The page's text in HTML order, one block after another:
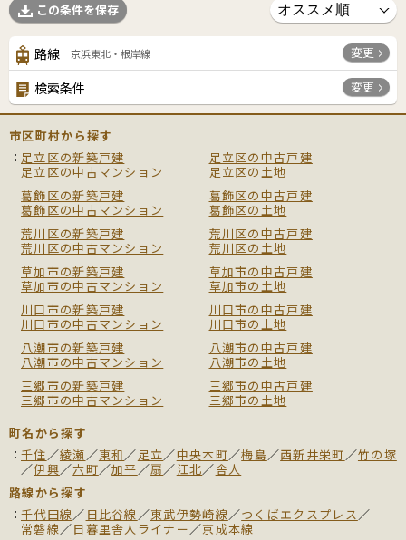
この条件を保存
路線 京浜東北・根岸線 変更
検索条件 変更
市区町村から探す
足立区の新築戸建
足立区の中古戸建
足立区の中古マンション
足立区の土地
葛飾区の新築戸建
葛飾区の中古戸建
葛飾区の中古マンション
葛飾区の土地
荒川区の新築戸建
荒川区の中古戸建
荒川区の中古マンション
荒川区の土地
草加市の新築戸建
草加市の中古戸建
草加市の中古マンション
草加市の土地
川口市の新築戸建
川口市の中古戸建
川口市の中古マンション
川口市の土地
八潮市の新築戸建
八潮市の中古戸建
八潮市の中古マンション
八潮市の土地
三郷市の新築戸建
三郷市の中古戸建
三郷市の中古マンション
三郷市の土地
町名から探す
千住／綾瀬／東和／足立／中央本町／梅島／西新井栄町／竹の塚
／伊興／六町／加平／扇／江北／舎人
路線から探す
千代田線／ 日比谷線／東武伊勢崎線／つくばエクスプレス／
常磐線／日暮里舎人ライナー／京成本線